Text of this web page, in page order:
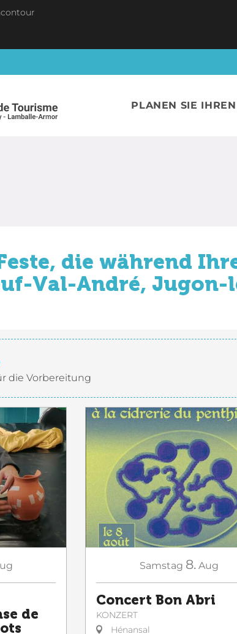
PLANEN SIE
die während
Val-André, Jugon-
die Vorbereitung
de
Samstag 8. Aug
Concert Bon Abri
KONZERT
Hénansal